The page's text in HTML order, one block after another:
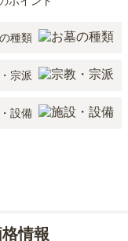
種類
宗派
設備
情報